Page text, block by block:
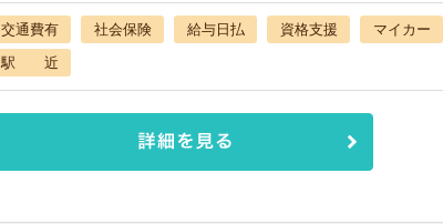
交通費有 社会保険 給与日払 資格支援
マイカー
駅 近